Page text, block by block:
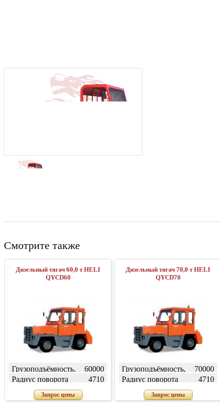
Смотрите также
Дизельный тягач 60,0 т HELI
QYCD60
Грузоподъёмность,
кг
60000
Радиус поворота
(внешний) W, мм
4710
Запрос цены
Дизельный тягач 70,0 т HELI
QYCD70
Грузоподъёмность,
кг
70000
Радиус поворота
(внешний) W, мм
4710
Запрос цены